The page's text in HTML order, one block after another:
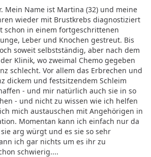
Mein Name ist Martina (32) und meine
wieder mit Brustkrebs diagnostiziert
schon in einem fortgeschrittenen
Leber und Knochen gestreut. Bis
soweit selbstständig, aber nach dem
Klinik, wo zweimal Chemo gegeben
schlecht. Vor allem das Erbrechen und
dickem und festsitzendem Schleim
- und mir natürlich auch sie in so
- und nicht zu wissen wie ich helfen
mich austauschen mit Angehörigen in
Momentan kann ich einfach nur da
arg würgt und es sie so sehr
ich gar nichts um es ihr zu
schwierig....